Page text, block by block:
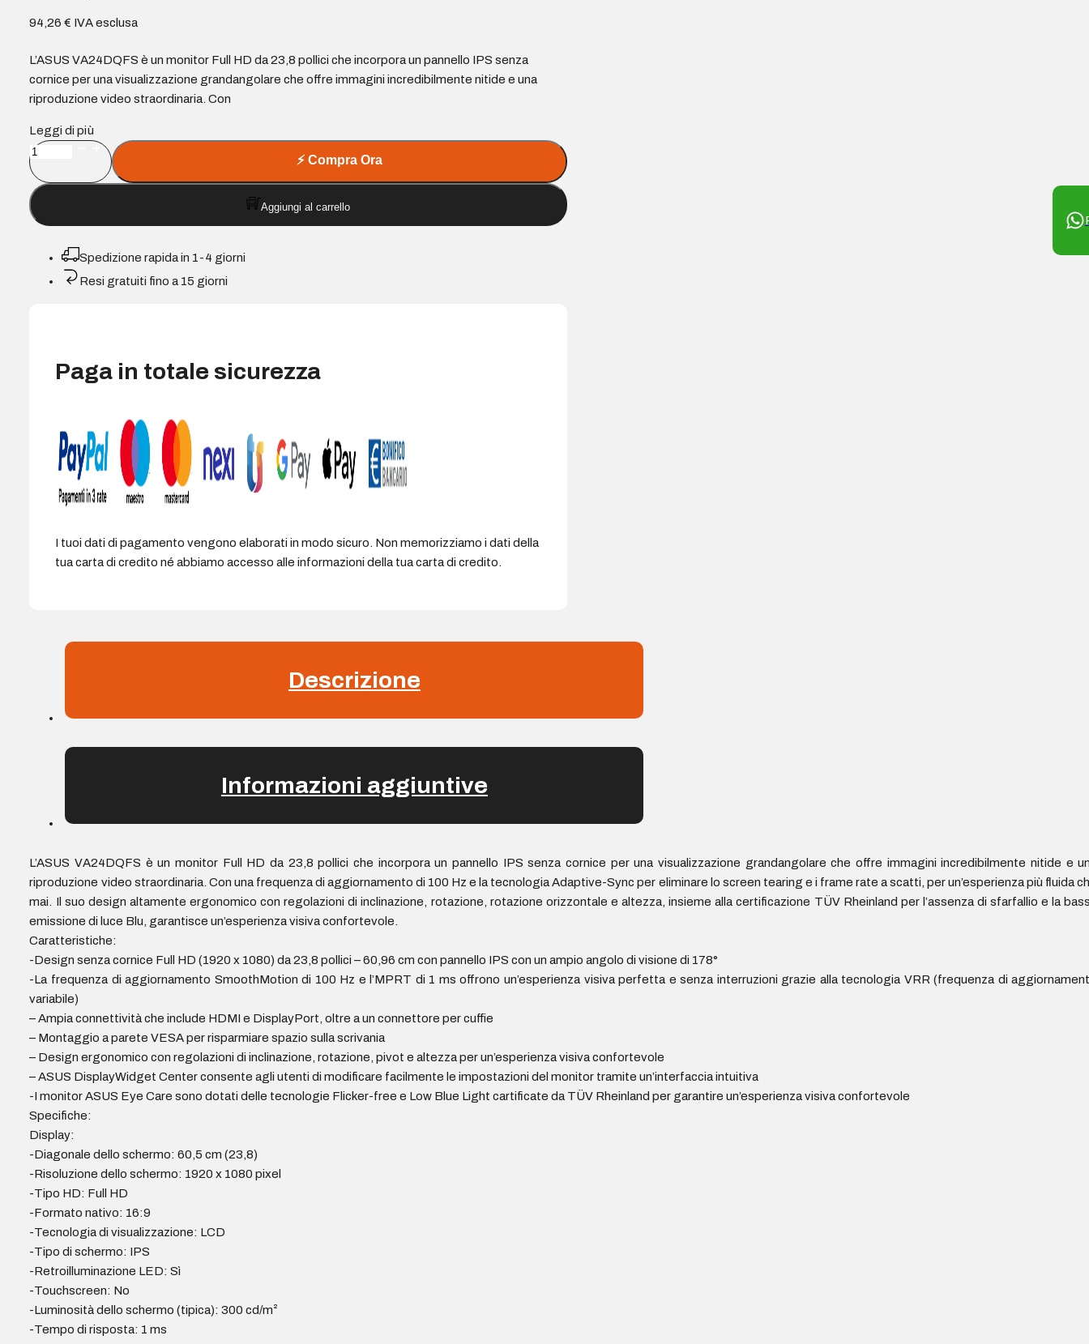
94,26€ IVA esclusa
L’ASUS VA24DQFS è un monitor Full HD da 23,8 pollici che incorpora un pannello IPS senza
cornice per una visualizzazione grandangolare che offre immagini incredibilmente nitide e una
riproduzione video straordinaria. Con
Leggi di più
Asus
VA24DQFS
Monitor
LED
IPS
FullHD
1080p
100Hz
Risposta
Angolo
Altoparlanti
integrati
⚡Compra Ora
Aggiungi al carrello
Spedizione rapida in 1-4 giorni
Resi gratuiti fino a 15 giorni
Paga in totale sicurezza
I tuoi dati di pagamento vengono elaborati in modo sicuro. Non memorizziamo i dati della
tua carta di credito né abbiamo accesso alle informazioni della tua carta di credito.
Descrizione
Informazioni aggiuntive
L’ASUS VA24DQFS è un monitor Full HD da 23,8 pollici che incorpora un pannello IPS senza cornice per una visualizzazione grandangolare che offre immagini incredibilmente nitide e
riproduzione video straordinaria. Con una frequenza di aggiornamento di 100 Hz e la tecnologia Adaptive-Sync per eliminare lo screen tearing e i frame rate a scatti, per un’esperienza più fluida
mai. Il suo design altamente ergonomico con regolazioni di inclinazione, rotazione, rotazione orizzontale e altezza, insieme alla certificazione TÜV Rheinland per l’assenza di sfarfallio e la
emissione di luce Blu, garantisce un’esperienza visiva confortevole.
Caratteristiche:
-Design senza cornice Full HD (1920 x 1080) da 23,8 pollici – 60,96 cm con pannello IPS con un ampio angolo di visione di 178°
-La frequenza di aggiornamento SmoothMotion di 100 Hz e l’MPRT di 1 ms offrono un’esperienza visiva perfetta e senza interruzioni grazie alla tecnologia VRR (frequenza di
variabile)
– Ampia connettività che include HDMI e DisplayPort, oltre a un connettore per cuffie
– Montaggio a parete VESA per risparmiare spazio sulla scrivania
– Design ergonomico con regolazioni di inclinazione, rotazione, pivot e altezza per un’esperienza visiva confortevole
– ASUS DisplayWidget Center consente agli utenti di modificare facilmente le impostazioni del monitor tramite un’interfaccia intuitiva
-I monitor ASUS Eye Care sono dotati delle tecnologie Flicker-free e Low Blue Light cartificate da TÜV Rheinland per garantire un’esperienza visiva confortevole
Specifiche:
Display:
-Diagonale dello schermo: 60,5 cm (23,8)
-Risoluzione dello schermo: 1920 x 1080 pixel
-Tipo HD: Full HD
-Formato nativo: 16:9
-Tecnologia di visualizzazione: LCD
-Tipo di schermo: IPS
-Retroilluminazione LED: Sì
-Touchscreen: No
-Luminosità dello schermo (tipica): 300 cd/m²
-Tempo di risposta: 1 ms